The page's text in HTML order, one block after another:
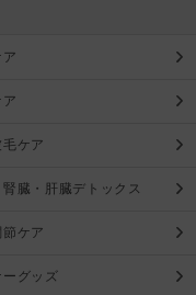
ア
ケア
臓・肝臓デトックス
節ケア
ーグッズ